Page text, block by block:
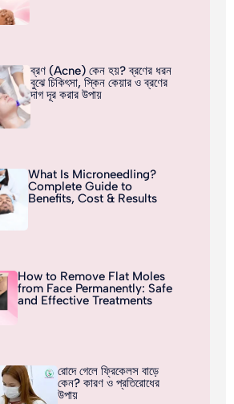
ব্রণ (Acne) কেন হয়? ব্রণের ধরন
বুঝে চিকিৎসা, স্কিন কেয়ার ও ব্রণের
দাগ দূর করার উপায়
What Is Microneedling?
Complete Guide to
Benefits, Cost & Results
How to Remove Flat Moles
from Face Permanently: Safe
and Effective Treatments
রোদে গেলে ফ্রিকেলস বাড়ে
কেন? কারণ ও প্রতিরোধের
উপায়